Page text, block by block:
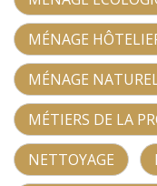
MÉNAGE
MÉNAGE
MÉTIERS DE LA
NETTOYAGE